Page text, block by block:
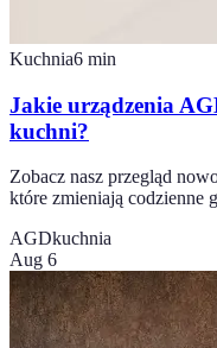
Kuchnia6 min
Jakie urządzenia
kuchni?
Zobacz nasz przegląd
które zmieniają codzienne
AGDkuchnia
Aug 6